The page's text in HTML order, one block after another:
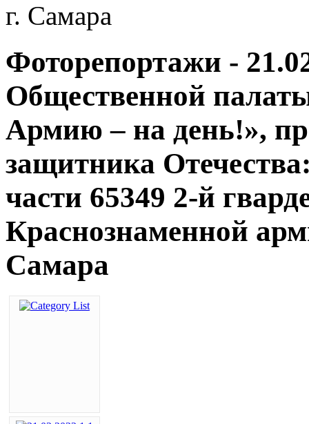
г. Самара
Фоторепортажи -
Общественной
Армию – на день!»,
защитника
части 65349 2-й
Краснознаменной
Самара